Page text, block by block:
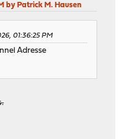
by Patrick M. Hausen
01:36:25 PM
Adresse